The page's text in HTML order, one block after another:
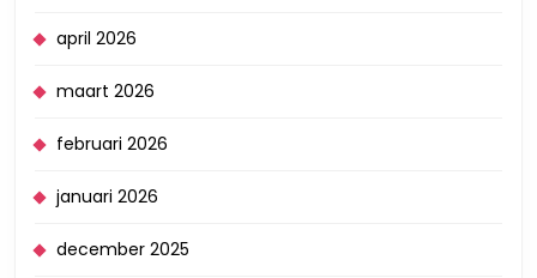
april 2026
maart 2026
februari 2026
januari 2026
december 2025